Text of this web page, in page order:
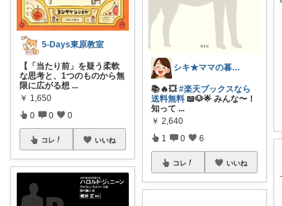
5-Days東原教室
【「当たり前」を疑う柔軟
な思考と、1つのものから無
限に広がる想 ...
￥ 1,650
0 0 0
コレ いいね
シキ★ママの暮らし、キッズ
📚🔥💥#楽天ブックスなら
送料無料 📖🐶🌟 みんな〜！
知って ...
￥ 2,640
1 0 6
コレ いいね